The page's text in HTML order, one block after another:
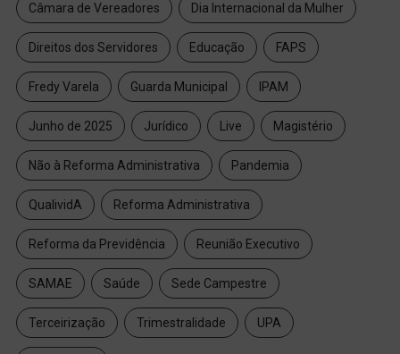
Câmara de Vereadores Dia Internacional da Mulher
Direitos dos Servidores Educação FAPS
Fredy Varela Guarda Municipal IPAM
Junho de 2025 Jurídico Live Magistério
Não à Reforma Administrativa Pandemia
QualividA Reforma Administrativa
Reforma da Previdência Reunião Executivo
SAMAE Saúde Sede Campestre
Terceirização Trimestralidade UPA